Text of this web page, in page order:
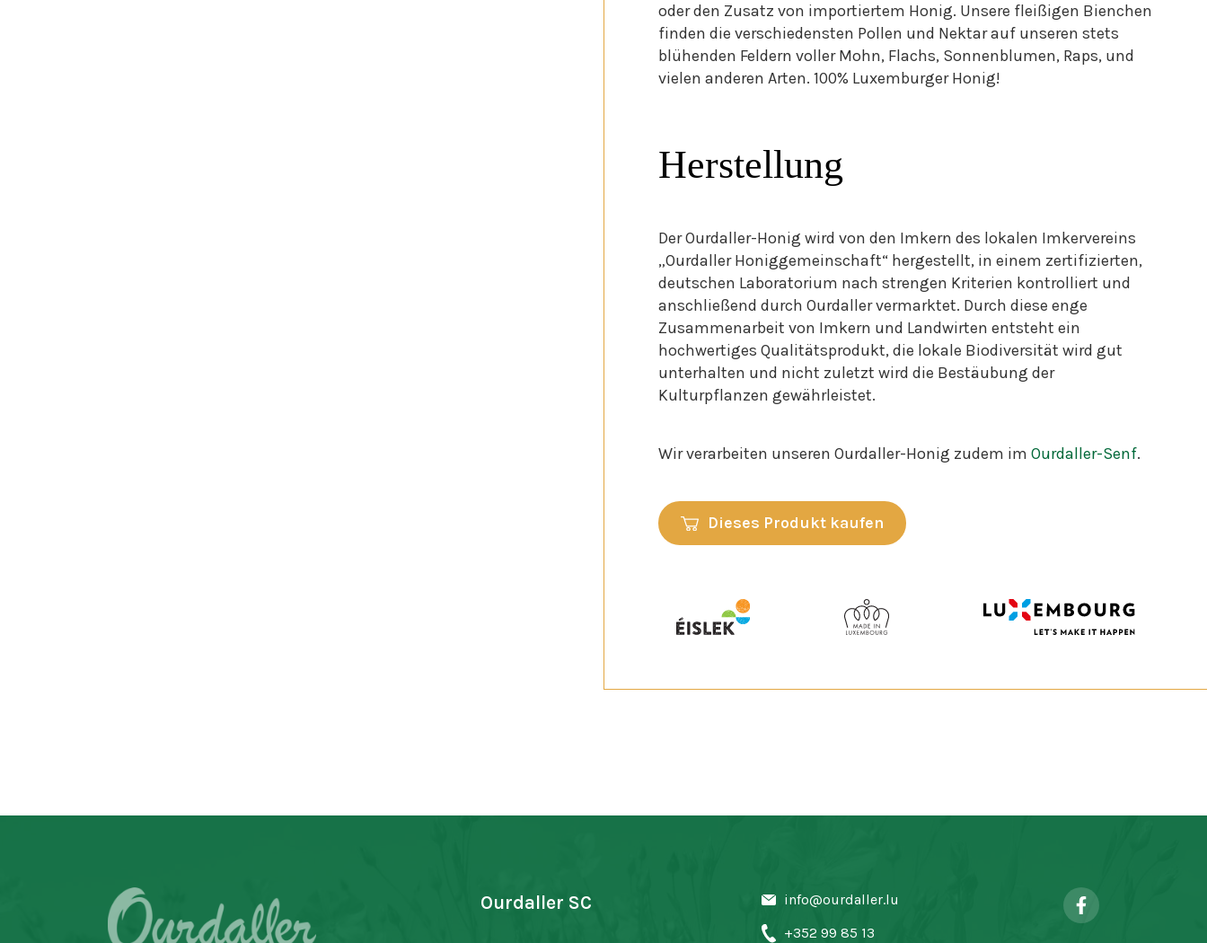
oder den Zusatz von importiertem Honig. Unsere fleißigen Bienchen
finden die verschiedensten Pollen und Nektar auf unseren stets
blühenden Feldern voller Mohn, Flachs, Sonnenblumen, Raps, und
vielen anderen Arten. 100% Luxemburger Honig!
Herstellung
Der Ourdaller-Honig wird von den Imkern des lokalen Imkervereins
„Ourdaller Honiggemeinschaft“ hergestellt, in einem zertifizierten,
deutschen Laboratorium nach strengen Kriterien kontrolliert und
anschließend durch Ourdaller vermarktet. Durch diese enge
Zusammenarbeit von Imkern und Landwirten entsteht ein
hochwertiges Qualitätsprodukt, die lokale Biodiversität wird gut
unterhalten und nicht zuletzt wird die Bestäubung der
Kulturpflanzen gewährleistet.
Wir verarbeiten unseren Ourdaller-Honig zudem im Ourdaller-Senf.
Dieses Produkt kaufen
Ourdaller SC
info@ourdaller.lu
+352 99 85 13